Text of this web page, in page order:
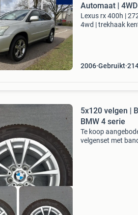
Automaat |
Lexus rx 400h |
4wd | trekhaak
2006 Gebruikt
5x120 velgen |
BMW 4 serie
Te koop
velgenset met